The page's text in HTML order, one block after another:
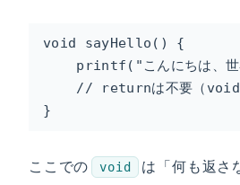
void sayHello() {
printf("こんにちは、
// returnは不要（void
}
ここでの void
は「何も返さ